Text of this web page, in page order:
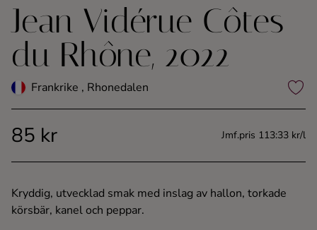
Rom
Shots
Tequila
Whisky
Jean Vidérue Côtes
du Rhône, 2022
Frankrike , Rhonedalen
85 kr Jmf.pris 113:33 kr/l
Kryddig, utvecklad smak med inslag av hallon, torkade
körsbär, kanel och peppar.